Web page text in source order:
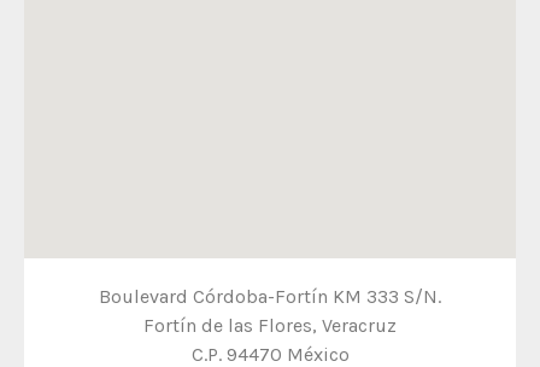
Boulevard Córdoba-Fortín KM 333 S/N.
Fortín de las Flores, Veracruz
C.P. 94470 México